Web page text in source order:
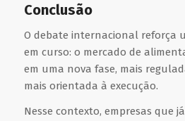
Conclusão
O debate internacional reforça
em curso: o mercado de
em uma nova fase, mais
mais orientada à execução.
Nesse contexto, empresas que